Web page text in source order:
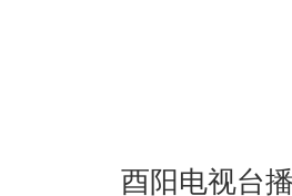
酉阳电视台